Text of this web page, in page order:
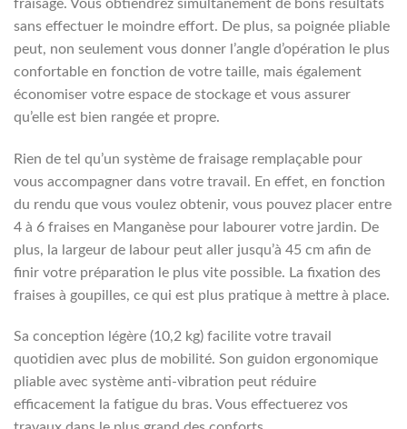
fraisage. Vous obtiendrez simultanément de bons résultats
sans effectuer le moindre effort. De plus, sa poignée pliable
peut, non seulement vous donner l’angle d’opération le plus
confortable en fonction de votre taille, mais également
économiser votre espace de stockage et vous assurer
qu’elle est bien rangée et propre.
Rien de tel qu’un système de fraisage remplaçable pour
vous accompagner dans votre travail. En effet, en fonction
du rendu que vous voulez obtenir, vous pouvez placer entre
4 à 6 fraises en Manganèse pour labourer votre jardin. De
plus, la largeur de labour peut aller jusqu’à 45 cm afin de
finir votre préparation le plus vite possible. La fixation des
fraises à goupilles, ce qui est plus pratique à mettre à place.
Sa conception légère (10,2 kg) facilite votre travail
quotidien avec plus de mobilité. Son guidon ergonomique
pliable avec système anti-vibration peut réduire
efficacement la fatigue du bras. Vous effectuerez vos